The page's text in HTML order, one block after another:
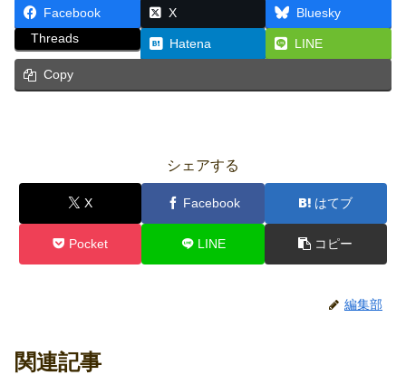
Facebook X
Bluesky
Threads
Hatena LINE
Copy
シェアする
X Facebook はてブ
Pocket LINE コピー
編集部
関連記事